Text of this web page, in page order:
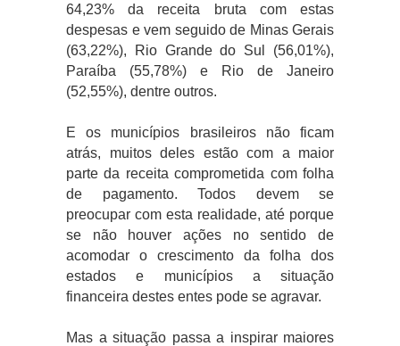
64,23% da receita bruta com estas
despesas e vem seguido de Minas Gerais
(63,22%), Rio Grande do Sul (56,01%),
Paraíba (55,78%) e Rio de Janeiro
(52,55%), dentre outros.
E os municípios brasileiros não ficam
atrás, muitos deles estão com a maior
parte da receita comprometida com folha
de pagamento. Todos devem se
preocupar com esta realidade, até porque
se não houver ações no sentido de
acomodar o crescimento da folha dos
estados e municípios a situação
financeira destes entes pode se agravar.
Mas a situação passa a inspirar maiores